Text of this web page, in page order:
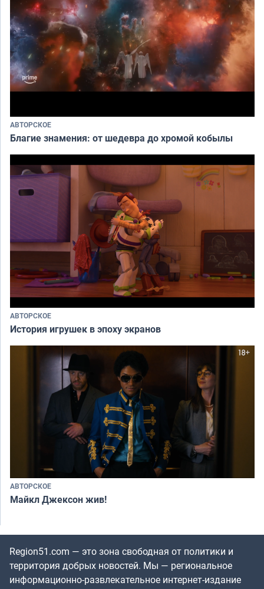
АВТОРСКОЕ
Благие знамения: от шедевра до хромой кобылы
АВТОРСКОЕ
История игрушек в эпоху экранов
АВТОРСКОЕ
Майкл Джексон жив!
Region51.com — это зона свободная от политики и
территория добрых новостей. Мы — региональное
информационно-развлекательное интернет-издание